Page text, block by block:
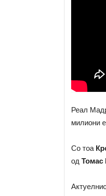
Реал
милиони
Со тоа
од Томас